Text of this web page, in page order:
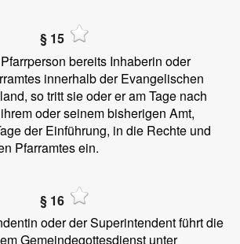
§ 15
bereits Inhaberin oder
innerhalb der Evangelischen
so tritt sie oder er am Tage nach
oder seinem bisherigen Amt,
der Einführung, in die Rechte und
Pfarramtes ein.
§ 16
oder der Superintendent führt die
Gemeindegottesdienst unter